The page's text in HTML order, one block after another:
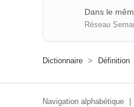
Dans le
Réseau
Dictionnaire > Définition
Navigation alphabétique